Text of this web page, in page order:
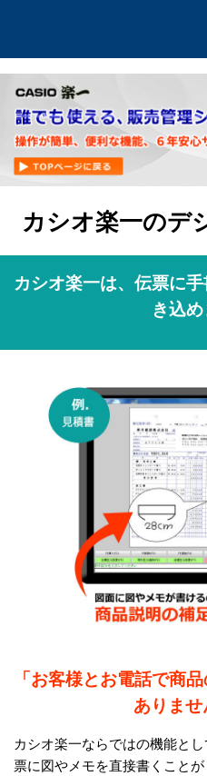
カシオ楽一のデ
カシオ楽一は、伝票に
き込め
「お客様とお電話で商
ありませ
カシオ楽一ならではの機能と
票に図やメモを直接書くことが